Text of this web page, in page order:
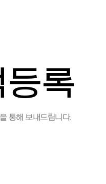
록
통해 보내드립니다.